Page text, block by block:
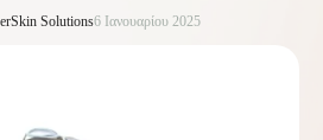
Solutions6 Ιανουαρίου 2025